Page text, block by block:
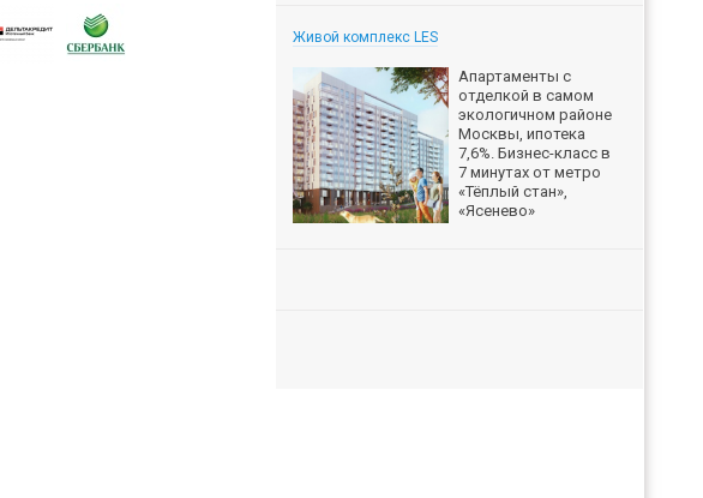
Живой комплекс LES
Апартаменты с
отделкой в самом
экологичном районе
Москвы, ипотека
7,6%. Бизнес-класс в
7 минутах от метро
«Тёплый стан»,
«Ясенево»